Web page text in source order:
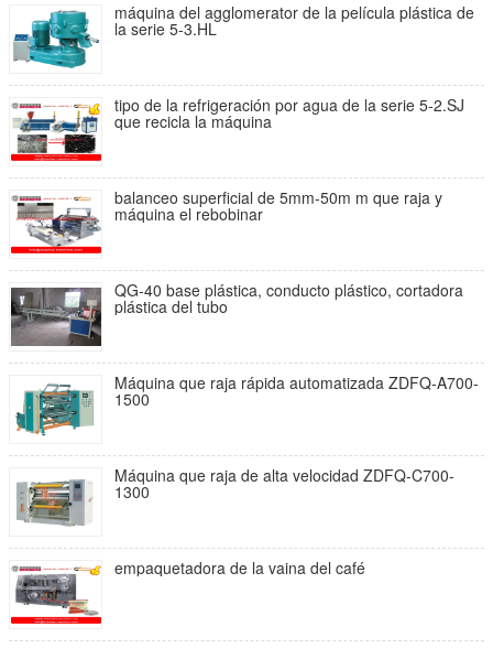
máquina del agglomerator de la película plástica de
la serie 5-3.HL
tipo de la refrigeración por agua de la serie 5-2.SJ
que recicla la máquina
balanceo superficial de 5mm-50m m que raja y
máquina el rebobinar
QG-40 base plástica, conducto plástico, cortadora
plástica del tubo
Máquina que raja rápida automatizada ZDFQ-A700-
1500
Máquina que raja de alta velocidad ZDFQ-C700-
1300
empaquetadora de la vaina del café